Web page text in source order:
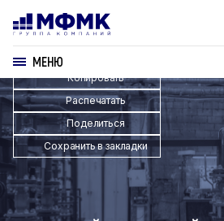
МЕНЮ
Копировать
Распечатать
Поделиться
Сохранить в закладки